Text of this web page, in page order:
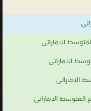
الاماراتى
الاماراتى
الاماراتى
المتوسط الاماراتى